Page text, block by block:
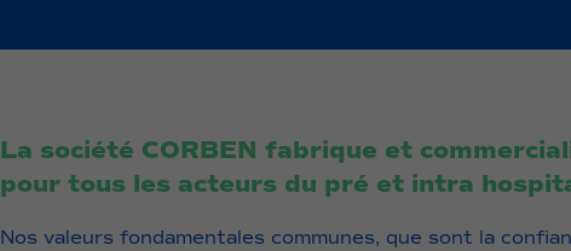
La société CORBEN fabrique et
pour tous les acteurs du pré et intra
Nos valeurs fondamentales communes, que sont la